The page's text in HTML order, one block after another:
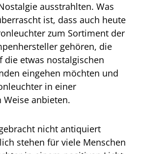
ausstrahlten. Was
ist, dass auch heute
zum Sortiment der
gehören, die
die etwas nostalgischen
eingehen möchten und
in einer
anbieten.
nicht antiquiert
stehen für viele Menschen